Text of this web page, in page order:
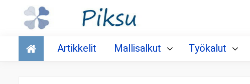
Talous
Artikkelit Mallisalkut Työkalut